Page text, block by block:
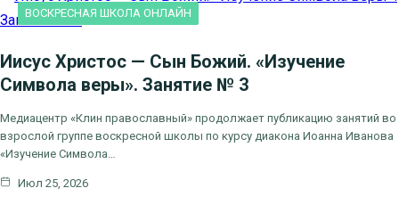
ВОСКРЕСНАЯ ШКОЛА ОНЛАЙН
Иисус Христос — Сын Божий. «Изучение
Символа веры». Занятие № 3
Медиацентр «Клин православный» продолжает публикацию занятий во
взрослой группе воскресной школы по курсу диакона Иоанна Иванова
«Изучение Символа…
Июл 25, 2026